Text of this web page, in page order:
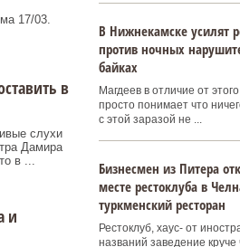
17/03.
в
слухи
Дамира
в ...
и
В Нижнекамске усилят
против ночных
байках
Магдеев в отличие от
просто понимает что
с этой заразой не ...
Бизнесмен из Питера
месте рестоклуба в
туркменский ресторан
Рестоклуб, хаус- от
названий заведение круче